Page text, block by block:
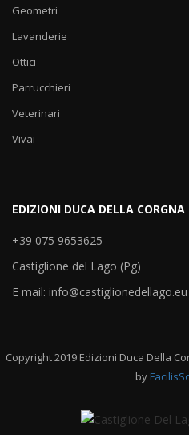
Geometri
Lavanderie
Ottici
Parrucchieri
Veterinari
Vivai
EDIZIONI DUCA DELLA CORGNA
+39 075 9653625
Castiglione del Lago (Pg)
E mail: info@castiglionedellago.eu
Copyright 2019 Edizioni Duca Della
by